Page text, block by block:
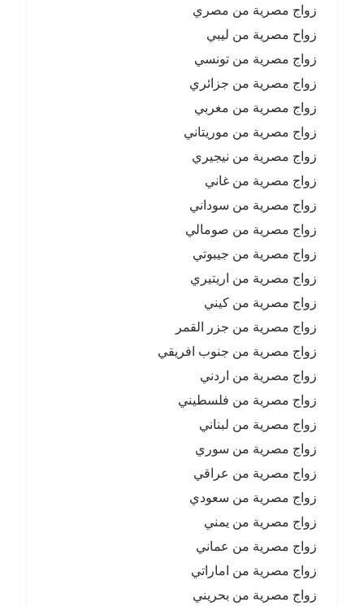
زواج مصرية من مصري
زواح مصرية من ليبي
زواج مصرية من تونسي
زواج مصرية من جزائري
زواج مصرية من مغربي
زواج مصرية من موريتاني
زواج مصرية من نيجيري
زواج مصرية من غاني
زواج مصرية من سوداني
زواج مصرية من صومالي
زواج مصرية من جيبوتي
زواج مصرية من اريتيري
زواج مصرية من كيني
زواج مصرية من جزر القمر
زواج مصرية من جنوب افريقي
زواج مصرية من اردني
زواج مصرية من فلسطيني
زواج مصرية من لبناني
زواج مصرية من سوري
زواج مصرية من عراقي
زواج مصرية من سعودي
زواج مصرية من يمني
زواج مصرية من عماني
زواج مصرية من اماراتي
زواج مصرية من بحريني